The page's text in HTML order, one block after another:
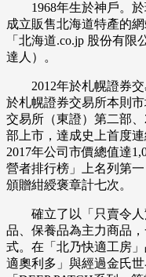
1968年生於神戶。於
成立販售北海道特產的
「北海道.co.jp 股份有
達人）。
2012年於札幌證券交
於札幌證券交易所本則
交易所（東證）第二部
部上市，達成史上首度
2017年公司市價總值達
營者排行榜」上名列第
頒贈紺綬褒章計七次。
確立了以「只賣令人
品、保養品為主力商品
式。在「北乃快適工房
適奧利多」與經過金氏